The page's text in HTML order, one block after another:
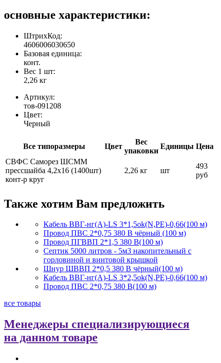
основные характеристики:
ШтрихКод:
4606006030650
Базовая единица:
конт.
Вес 1 шт:
2,26 кг
Артикул:
тов-091208
Цвет:
Черный
Все типоразмеры Цвет
Вес
упаковки
Единицы Цена
СВФС Саморез ШСММ
прессшайба 4,2х16 (1400шт)
конт-р круг
2,26 кг шт
493
руб
Также хотим Вам предложить
Кабель ВВГ-нг(А)-LS 3*1,5ok(N,PE)-0,66(100 м)
Провод ПВС 2*0,75 380 В чёрный (100 м)
Провод ПГВВП 2*1,5 380 В(100 м)
Септик 5000 литров - 5м3 накопительный с
горловиной и винтовой крышкой
Шнур ШВВП 2*0,5 380 В чёрный(100 м)
Кабель ВВГ-нг(А)-LS 3*2,5ok(N,PE)-0,66(100 м)
Провод ПВС 2*0,75 380 В(100 м)
все товары
Менеджеры специализирующиеся
на данном товаре